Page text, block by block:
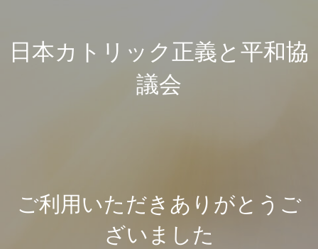
日本カトリック正義と平和協
議会
ご利用いただきありがとうご
ざいました